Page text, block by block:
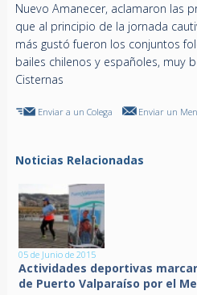
Nuevo Amanecer, aclamaron las
que al principio de la jornada
más gustó fueron los conjuntos
bailes chilenos y españoles, muy
Cisternas
Enviar a un Colega Enviar un
Noticias Relacionadas
05 de Junio de 2015
Actividades deportivas
de Puerto Valparaíso por el